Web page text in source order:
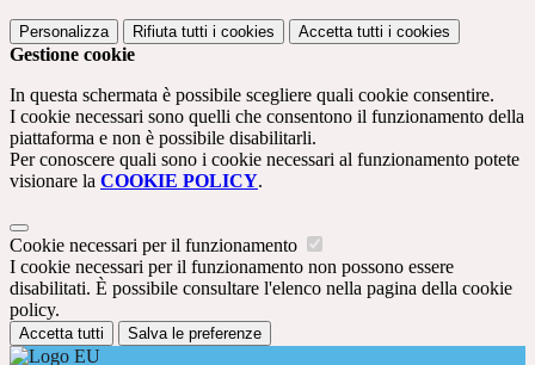
Personalizza Rifiuta tutti i cookies Accetta tutti i cookies
Gestione cookie
In questa schermata è possibile scegliere quali cookie consentire.
I cookie necessari sono quelli che consentono il funzionamento della
piattaforma e non è possibile disabilitarli.
Per conoscere quali sono i cookie necessari al funzionamento potete
visionare la COOKIE POLICY.
Cookie necessari per il funzionamento
I cookie necessari per il funzionamento non possono essere
disabilitati. È possibile consultare l'elenco nella pagina della cookie
policy.
Accetta tutti Salva le preferenze